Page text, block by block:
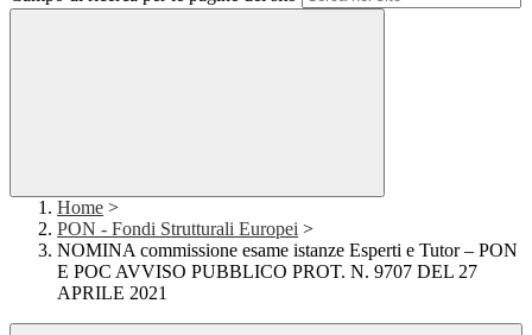
Home >
PON - Fondi Strutturali Europei >
NOMINA commissione esame istanze Esperti e Tutor – PON
E POC AVVISO PUBBLICO PROT. N. 9707 DEL 27
APRILE 2021